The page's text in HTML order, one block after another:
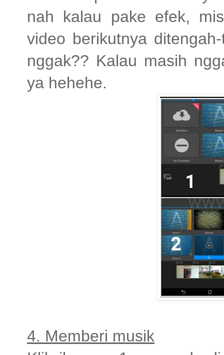
nah kalau pake efek,
video berikutnya
nggak?? Kalau masih
ya hehehe.
4. Memberi musik